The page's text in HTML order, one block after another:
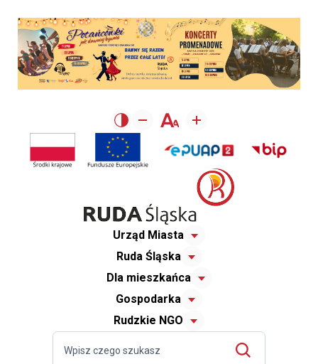
Urząd Miasta
Ruda Śląska
Dla mieszkańca
Gospodarka
Rudzkie NGO